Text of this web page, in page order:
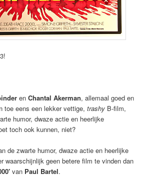
enChantal Akerman, allemaal goed en
toe eens een lekker vettige, trashy B-film,
humor, dwaze actie en heerlijke
toch ook kunnen, niet?
de zwarte humor, dwaze actie en heerlijke
waarschijnlijk geen betere film te vinden dan
van Paul Bartel.